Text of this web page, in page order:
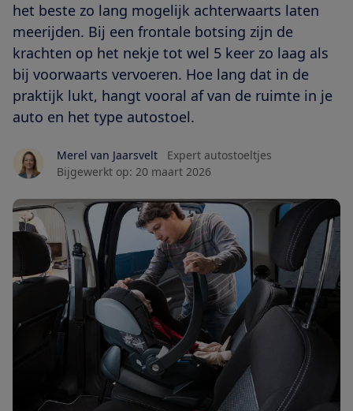
het beste zo lang mogelijk achterwaarts laten
meerijden. Bij een frontale botsing zijn de
krachten op het nekje tot wel 5 keer zo laag als
bij voorwaarts vervoeren. Hoe lang dat in de
praktijk lukt, hangt vooral af van de ruimte in je
auto en het type autostoel.
Merel van Jaarsvelt
Expert autostoeltjes
Bijgewerkt op: 20 maart 2026